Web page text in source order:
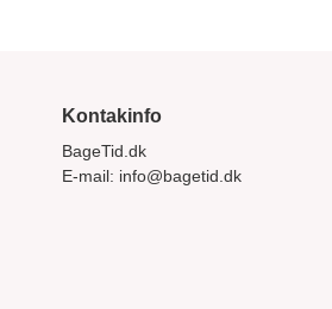
Kontakinfo
BageTid.dk
E-mail: info@bagetid.dk